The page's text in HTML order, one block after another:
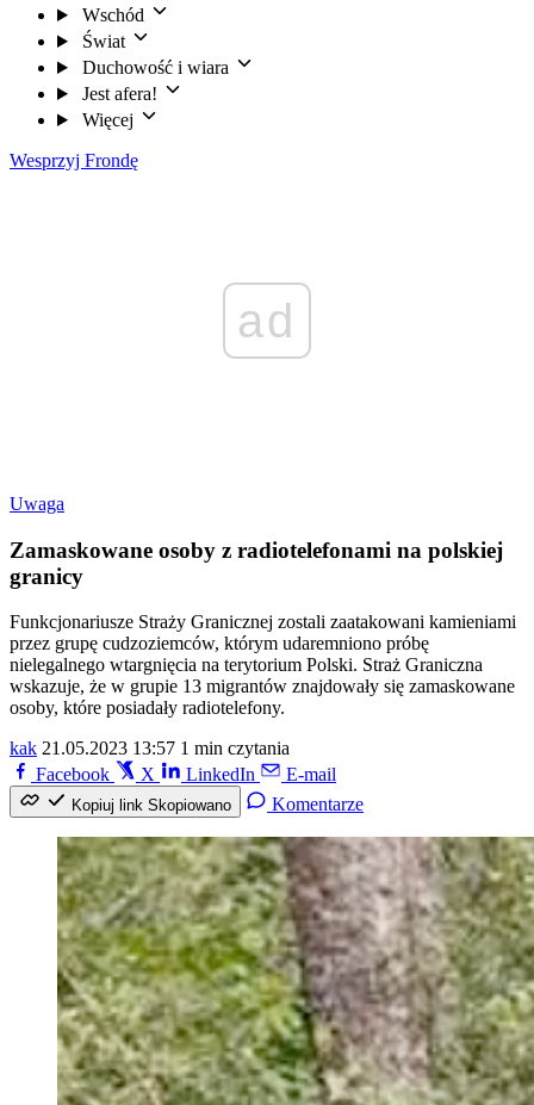
Wschód
Świat
Duchowość i wiara
Jest afera!
Więcej
Wesprzyj Frondę
ad
Uwaga
Zamaskowane osoby z radiotelefonami na polskiej
granicy
Funkcjonariusze Straży Granicznej zostali zaatakowani kamieniami
przez grupę cudzoziemców, którym udaremniono próbę
nielegalnego wtargnięcia na terytorium Polski. Straż Graniczna
wskazuje, że w grupie 13 migrantów znajdowały się zamaskowane
osoby, które posiadały radiotelefony.
kak 21.05.2023 13:57 1 min czytania
Facebook
X LinkedIn E-mail
Kopiuj link Skopiowano Komentarze